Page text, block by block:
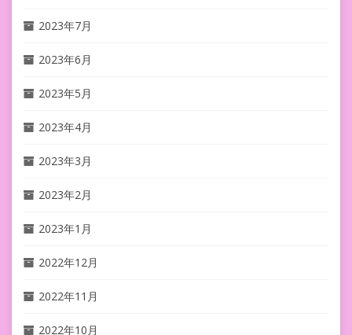
2023年7月
2023年6月
2023年5月
2023年4月
2023年3月
2023年2月
2023年1月
2022年12月
2022年11月
2022年10月